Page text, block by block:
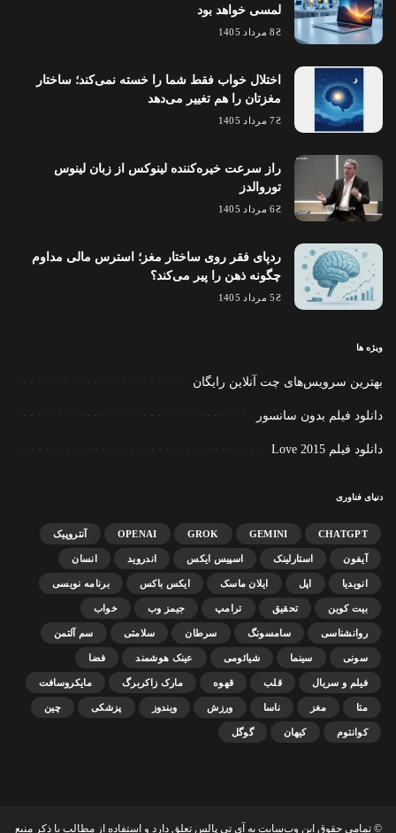
لمسی خواهد بود
8 مرداد 1405
اختلال خواب فقط شما را خسته نمی‌کند؛ ساختار
مغزتان را هم تغییر می‌دهد
7 مرداد 1405
راز سرعت خیره‌کننده لینوکس از زبان لینوس
توروالدز
6 مرداد 1405
ردپای فقر روی ساختار مغز؛ استرس مالی مداوم
چگونه ذهن را پیر می‌کند؟
5 مرداد 1405
ویژه ها
بهترین سرویس‌های چت آنلاین رایگان
دانلود فیلم بدون سانسور
دانلود فیلم Love 2015
دنیای فناوری
CHATGPT
GEMINI
GROK
OPENAI آنتروپیک
آیفون استارلینک اسپیس ایکس اندروید انسان
انویدیا اپل ایلان ماسک ایکس باکس برنامه نویسی
بیت کوین تحقیق ترامپ جیمز وب خواب
روانشناسی سامسونگ سرطان سلامتی سم آلتمن
سونی سینما شیائومی عینک هوشمند فضا
فیلم و سریال قلب قهوه مارک زاکربرگ مایکروسافت
متا مغز ناسا ورزش ویندوز پزشکی چین
کوانتوم کیهان گوگل
© تمامی حقوق این وب‌سایت به آی تی پالس تعلق دارد و استفاده از مطالب با ذکر منبع